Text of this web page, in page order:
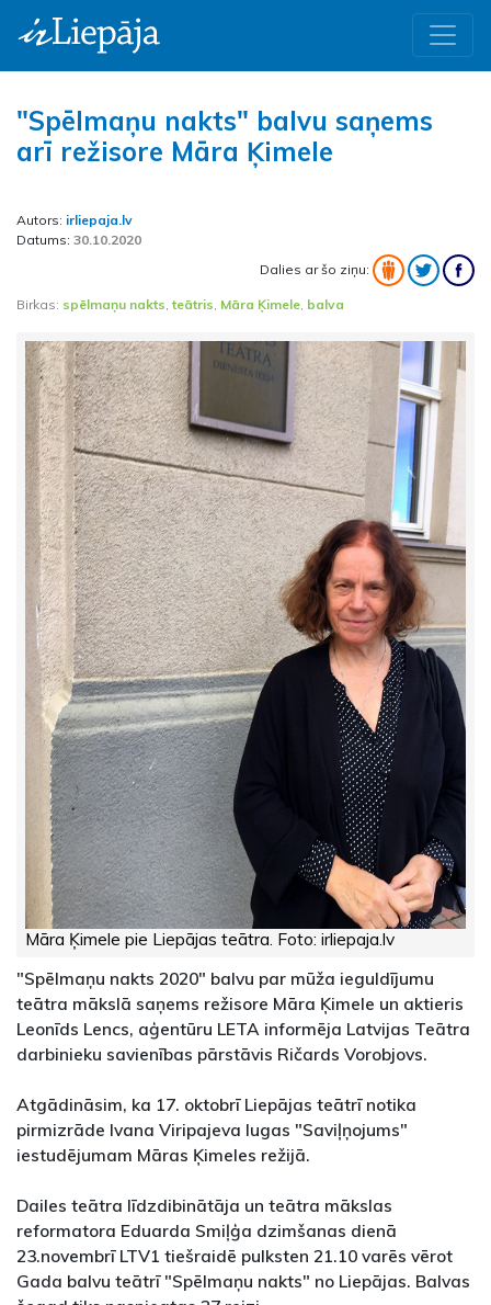
"Spēlmaņu nakts" balvu saņems
arī režisore Māra Ķimele
Autors: irliepaja.lv
Datums: 30.10.2020
Dalies ar šo ziņu:
Birkas: spēlmaņu nakts ,teātris Māra Ķimele balva
Māra Ķimele pie Liepājas teātra. Foto: irliepaja.lv
"Spēlmaņu nakts 2020" balvu par mūža ieguldījumu
teātra mākslā saņems režisore Māra Ķimele un aktieris
Leonīds Lencs, aģentūru LETA informēja Latvijas Teātra
darbinieku savienības pārstāvis Ričards Vorobjovs.
Atgādināsim, ka 17. oktobrī Liepājas teātrī notika
pirmizrāde Ivana Viripajeva lugas "Saviļņojums"
iestudējumam Māras Ķimeles režijā.
Dailes teātra līdzdibinātāja un teātra mākslas
reformatora Eduarda Smiļģa dzimšanas dienā
23.novembrī LTV1 tiešraidē pulksten 21.10 varēs vērot
Gada balvu teātrī "Spēlmaņu nakts" no Liepājas. Balvas